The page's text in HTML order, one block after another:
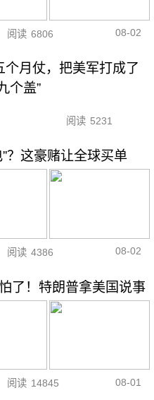
阅读 6806 08-02
个月仗，把美军打成了
个盖”
阅读 5231
？这豪赌让全球买单
阅读 4386 08-02
了！特朗普拿美国说事
阅读 14845 08-01